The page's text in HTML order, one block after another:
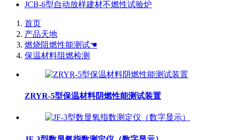
JCB-6型自动放样建材不燃性试验炉
首页
产品天地
燃烧阻燃性能测试☚
保温材料阻燃检测
ZRYR-5型保温材料阴燃性能测试装置